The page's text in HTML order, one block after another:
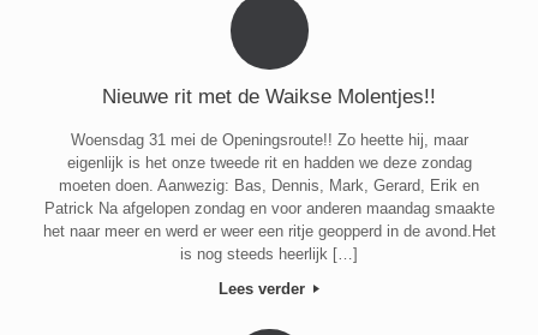
Nieuwe rit met de Waikse Molentjes!!
Woensdag 31 mei de Openingsroute!! Zo heette hij, maar
eigenlijk is het onze tweede rit en hadden we deze zondag
moeten doen. Aanwezig: Bas, Dennis, Mark, Gerard, Erik en
Patrick Na afgelopen zondag en voor anderen maandag smaakte
het naar meer en werd er weer een ritje geopperd in de avond.Het
is nog steeds heerlijk […]
Lees verder